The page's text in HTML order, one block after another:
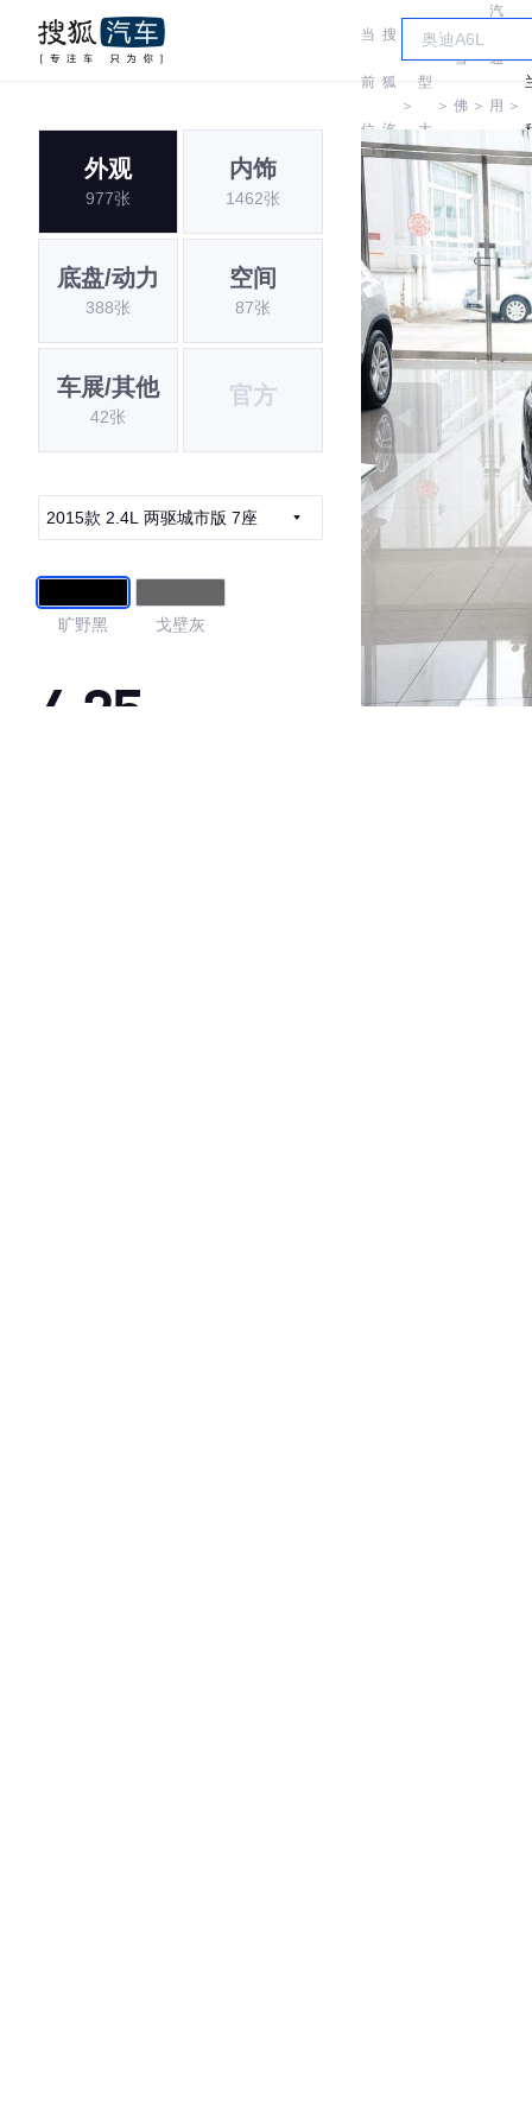
当
前
位
置:
搜
狐
汽
＞
车
型
大
＞
雪
佛
兰
＞
汽
通
用
雪
佛
兰
＞
外观
977张
内饰
1462张
底盘/动力
388张
空间
87张
车展/其他
42张
官方
2015款 2.4L 两驱城市版 7座
旷野黑 戈壁灰
4.25